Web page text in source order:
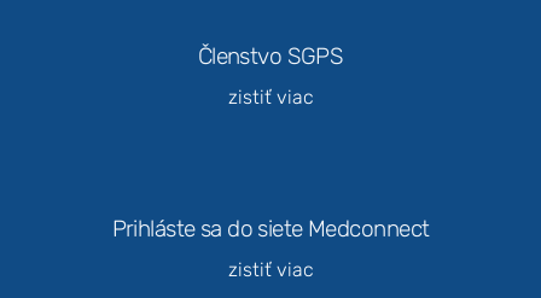
Členstvo SGPS
zistiť viac
Prihláste sa do siete Medconnect
zistiť viac
zobrazenie
kvalitnejšie
prispôsobeného